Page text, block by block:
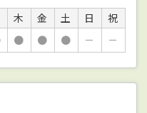
木 金 土 日
祝
● ● ● － －